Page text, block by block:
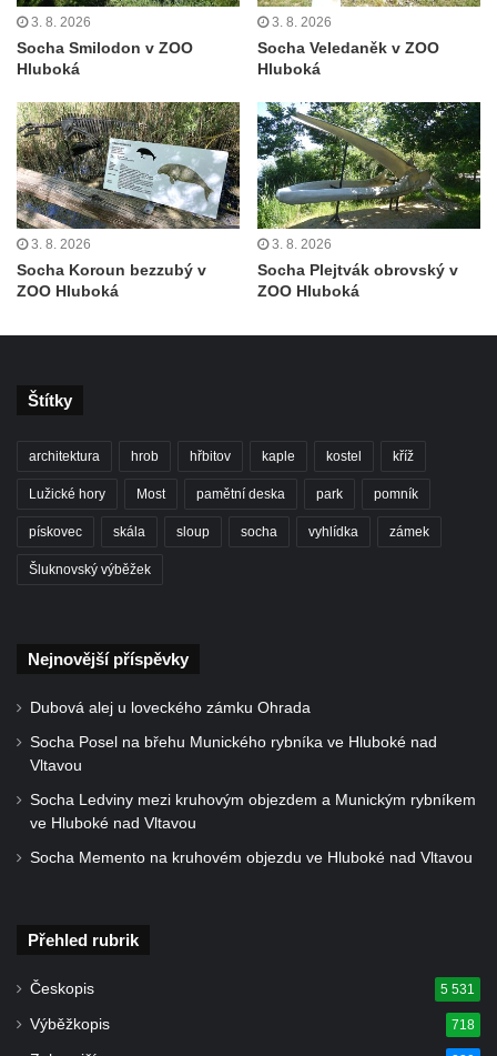
Třebušíně
Pamětní deska Johanna Nepomuka
května v Rumburku
Pamětní deska Johanna Neumanna
severně od Tokáně
Obrázek svatého Huberta na buku svatého
Huberta
Obrázek svatého Jakuba na skále u cesty
východně od Srbské Kamenice
Busta Jana Amose Komenského na domě
Socha Medvídě v Tierpark Chemnitz
Sochy Ležící žena v Tierpark Chemnitz
Sochy Ptáci v Tierpark Chemnitz
Socha Skupina jeřábů v Tierpark Chemnitz
Socha Tygr v ZOO Leipzig
Socha Atlet v ZOO Leipzig
Socha Marabu v ZOO Leipzig
Busta Karla Maxe Schneidera v ZOO
Leipzig
Socha Mladý slon v ZOO Leipzig
Socha Uprchlý otrok bojuje s divokým psem
Socha krokodýla v ZOO Dresden
Socha slona v ZOO Dresden
3. 8. 2026
Socha Smilodon v ZOO
Hluboká
3. 8. 2026
Socha Veledaněk v ZOO
Hluboká
3. 8. 2026
Socha Koroun bezzubý v
ZOO Hluboká
3. 8. 2026
Socha Plejtvák obrovský v
ZOO Hluboká
Štítky
architektura hrob hřbitov kaple kostel kříž
Lužické hory Most pamětní deska park pomník
pískovec skála sloup socha vyhlídka zámek
Šluknovský výběžek
Nejnovější příspěvky
Dubová alej u loveckého zámku Ohrada
Socha Posel na břehu Munického rybníka ve Hluboké nad
Vltavou
Socha Ledviny mezi kruhovým objezdem a Munickým rybníkem
ve Hluboké nad Vltavou
Socha Memento na kruhovém objezdu ve Hluboké nad Vltavou
Přehled rubrik
Českopis 5 531
Výběžkopis 718